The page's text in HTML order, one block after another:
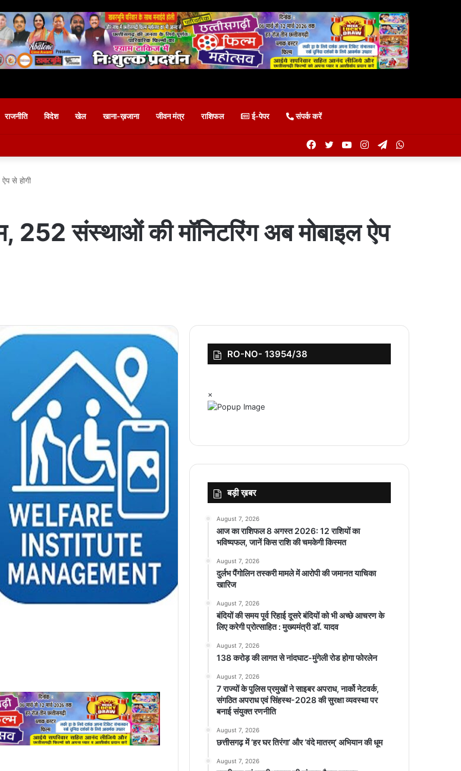
राजनीति विदेश खेल खाना-ख़जाना जीवन मंत्र राशिफल ई-पेपर संपर्क करें
Telegram
Instagram
YouTube
Twitter
Facebook
से होगी
252 संस्थाओं की मॉनिटरिंग अब मोबाइल ऐप
RO-NO- 13954/38
×
बड़ी ख़बर
August 7, 2026
आज का राशिफल 8 अगस्त 2026: 12 राशियों का
भविष्यफल, जानें किस राशि की चमकेगी किस्मत
August 7, 2026
दुर्लभ पैंगोलिन तस्करी मामले में आरोपी की जमानत याचिका
खारिज
August 7, 2026
बंदियों की समय पूर्व रिहाई दूसरे बंदियों को भी अच्छे आचरण के
लिए करेगी प्रोत्साहित : मुख्यमंत्री डॉ. यादव
August 7, 2026
138 करोड़ की लागत से नांदघाट-मुंगेली रोड होगा फोरलेन
August 7, 2026
7 राज्यों के पुलिस प्रमुखों ने साइबर अपराध, नार्को नेटवर्क,
संगठित अपराध एवं सिंहस्थ-2028 की सुरक्षा व्यवस्था पर
बनाई संयुक्त रणनीति
August 7, 2026
छत्तीसगढ़ में ‘हर घर तिरंगा’ और ‘वंदे मातरम्’ अभियान की धूम
August 7, 2026